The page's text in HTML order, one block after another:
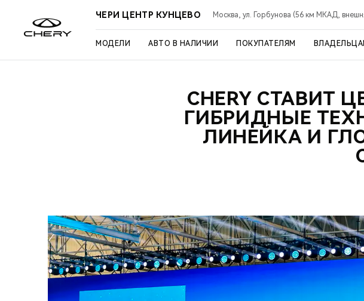
ЧЕРИ ЦЕНТР КУНЦЕВО Москва, ул. Горбунова (56 км МКАД,
МОДЕЛИ АВТО В НАЛИЧИИ ПОКУПАТЕЛЯМ
CHERY СТАВИТ
ГИБРИДНЫЕ
ЛИНЕЙКА И